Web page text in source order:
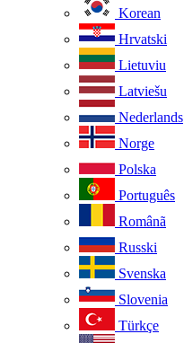
Korean
Hrvatski
Lietuviu
Latviešu
Nederlands
Norge
Polska
Português
Românã
Russki
Svenska
Slovenia
Türkçe